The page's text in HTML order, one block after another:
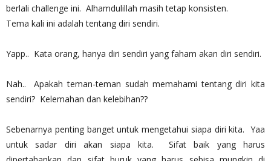
berlali challenge ini. Alhamdulillah masih tetap konsisten.
Tema kali ini adalah tentang diri sendiri.
Yapp.. Kata orang, hanya diri sendiri yang faham akan diri sendiri.
Nah.. Apakah teman-teman sudah memahami tentang diri kita
sendiri? Kelemahan dan kelebihan??
Sebenarnya penting banget untuk mengetahui siapa diri kita. Yaa
untuk sadar diri akan siapa kita. Sifat baik yang harus